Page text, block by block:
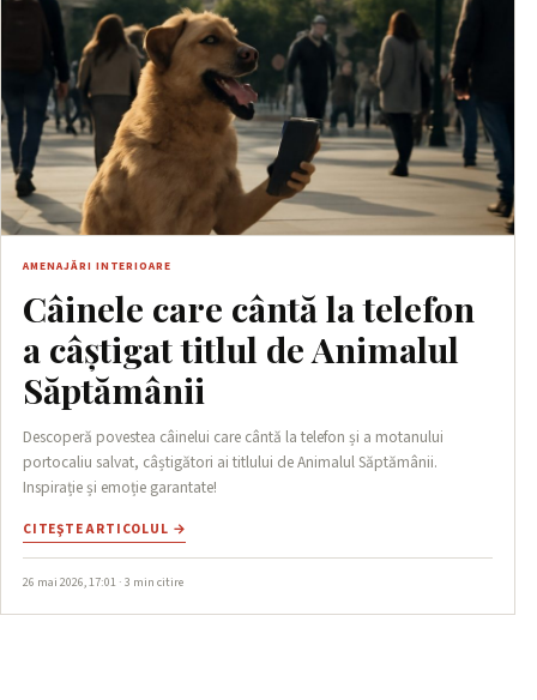
AMENAJĂRI INTERIOARE
Câinele care cântă la telefon
a câștigat titlul de Animalul
Săptămânii
Descoperă povestea câinelui care cântă la telefon și a motanului
portocaliu salvat, câștigători ai titlului de Animalul Săptămânii.
Inspirație și emoție garantate!
CITEŞTE ARTICOLUL →
26 mai 2026, 17:01 · 3 min citire